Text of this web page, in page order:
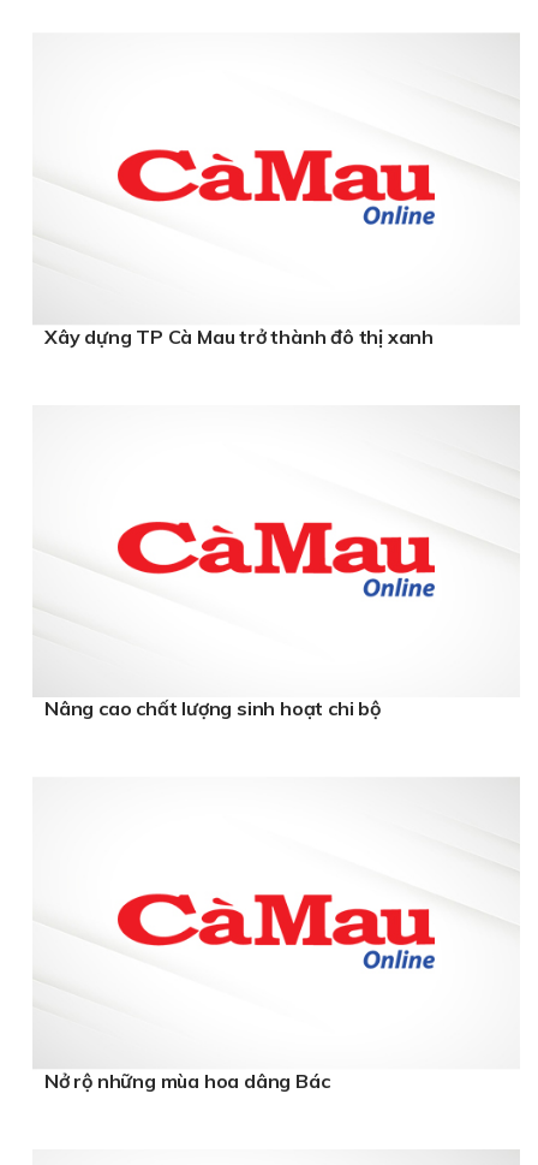
Xây dựng TP Cà Mau trở thành đô thị xanh
Nâng cao chất lượng sinh hoạt chi bộ
Nở rộ những mùa hoa dâng Bác